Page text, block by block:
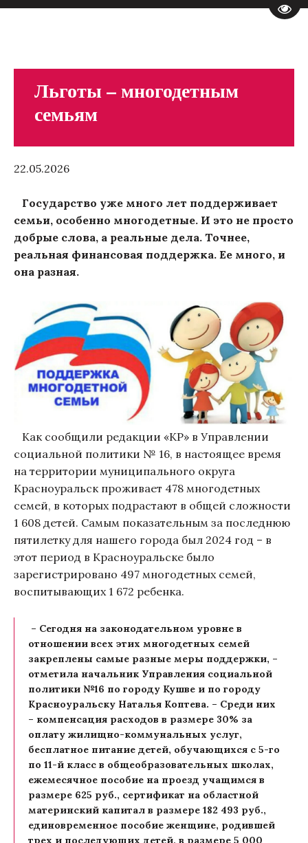
Льготы – многодетным
семьям
22.05.2026
Государство уже много лет поддерживает
семьи, особенно многодетные. И это не просто
добрые слова, а реальные дела. Точнее,
реальная финансовая поддержка. Ее много, и
она разная.
Как сообщили редакции «КР» в Управлении
социальной политики № 16, в настоящее время
на территории муниципального округа
Красноуральск проживает 478 многодетных
семей, в которых подрастают в общей сложности
1 608 детей. Самым показательным за последнюю
пятилетку для нашего города был 2024 год – в
этот период в Красноуральске было
зарегистрировано 497 многодетных семей,
воспитывающих 1 672 ребенка.
– Сегодня на законодательном уровне в
отношении всех этих многодетных семей
закреплены самые разные меры поддержки, –
отметила начальник Управления социальной
политики №16 по городу Кушве и по городу
Красноуральску Наталья Коптева. – Среди них
– компенсация расходов в размере 30% за
оплату жилищно-коммунальных услуг,
бесплатное питание детей, обучающихся с 5-го
по 11-й класс в общеобразовательных школах,
ежемесячное пособие на проезд учащимся в
размере 625 руб., сертификат на областной
материнский капитал в размере 182 493 руб.,
единовременное пособие женщине, родившей
трех и последующих детей, в размере 5 000